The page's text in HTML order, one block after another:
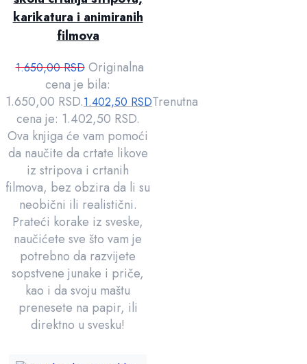
karikatura i animiranih
filmova
1.650,00RSD Originalna
cena je bila:
1.650,00 RSD.1.402,50 RSDTrenutna
cena je: 1.402,50 RSD.
Ova knjiga će vam pomoći
da naučite da crtate likove
iz stripova i crtanih
filmova, bez obzira da li su
neobični ili realistični.
Prateći korake iz sveske,
naučićete sve što vam je
potrebno da razvijete
sopstvene junake i priče,
kao i da svoju maštu
prenesete na papir, ili
direktno u svesku!